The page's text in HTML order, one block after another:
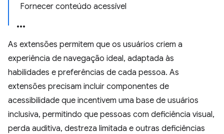
Fornecer conteúdo acessível
As extensões permitem que os usuários criem a
experiência de navegação ideal, adaptada às
habilidades e preferências de cada pessoa. As
extensões precisam incluir componentes de
acessibilidade que incentivem uma base de usuários
inclusiva, permitindo que pessoas com deficiência visual,
perda auditiva, destreza limitada e outras deficiências